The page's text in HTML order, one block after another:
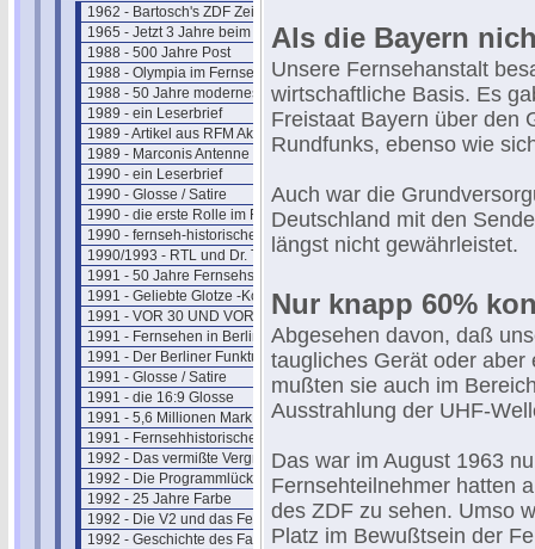
1962 - Bartosch's ZDF Zeit beginnt
1965 - Jetzt 3 Jahre beim ZDF
1988 - 500 Jahre Post
1988 - Olympia im Fernsehen
1988 - 50 Jahre modernes Fernsehen
1989 - ein Leserbrief
1989 - Artikel aus RFM Aktuell
1989 - Marconis Antenne
1990 - ein Leserbrief
1990 - Glosse / Satire
1990 - die erste Rolle im Fernsehen
1990 - fernseh-historischer Rückblick
1990/1993 - RTL und Dr. Thoma
1991 - 50 Jahre Fernsehshow
1991 - Geliebte Glotze -Kommentar
1991 - VOR 30 UND VOR 40 JAHREN
1991 - Fernsehen in Berlin 1950
1991 - Der Berliner Funkturm
1991 - Glosse / Satire
1991 - die 16:9 Glosse
1991 - 5,6 Millionen Mark
1991 - Fernsehhistorischer Rückblick
1992 - Das vermißte Vergnügen
1992 - Die Programmlücke im Fernsehen
1992 - 25 Jahre Farbe
1992 - Die V2 und das Fernsehen
1992 - Geschichte des Farbferns.
Als die Bayern
Unsere Fernsehanstalt
wirtschaftliche Basis. Es
Freistaat Bayern über den
Rundfunks, ebenso wie
Auch war die
Deutschland mit den
längst nicht gewährleistet.
Nur knapp 60%
Abgesehen davon, daß
taugliches Gerät oder
mußten sie auch im
Ausstrahlung der UHF-
Das war im August 1963
Fernsehteilnehmer hatten
des ZDF zu sehen. Umso
Platz im Bewußtsein der